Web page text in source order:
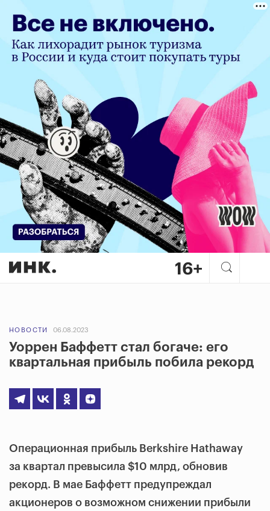
НОВОСТИ 06.08.2023
Уоррен Баффетт стал богаче: его
квартальная прибыль побила рекорд
Операционная прибыль Berkshire Hathaway
за квартал превысила $10 млрд, обновив
рекорд. В мае Баффетт предупреждал
акционеров о возможном снижении прибыли